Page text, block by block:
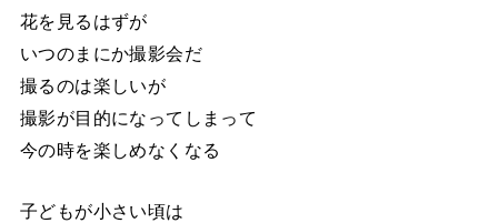
花を見るはずが
いつのまにか撮影会だ
撮るのは楽しいが
撮影が目的になってしまって
今の時を楽しめなくなる
子どもが小さい頃は